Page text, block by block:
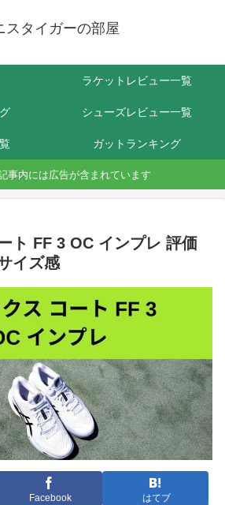
スタイガーの部屋
ラケットレビュー一覧
シューズレビュー一覧
ガットランキング
事内には広告が含まれています
ト FF 3 OC インプレ 評価
イズ感
Facebook はてブ